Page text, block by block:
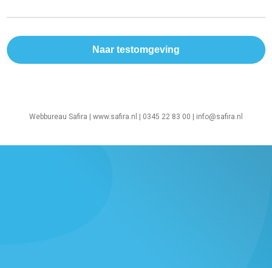
Webbureau Safira | www.safira.nl | 0345 22 83 00 | info@safira.nl